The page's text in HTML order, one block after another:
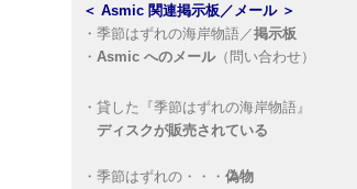
＜ Asmic 関連掲示板／メール＞
・ 季節はずれの海岸物語／掲示板
・ Asmic へのメール（問い合わせ）
・ 貸した『季節はずれの海岸物語』
ディスクが販売されている
・ 季節はずれの・・・ 偽物